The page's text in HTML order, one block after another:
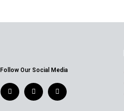
Follow Our Social Media